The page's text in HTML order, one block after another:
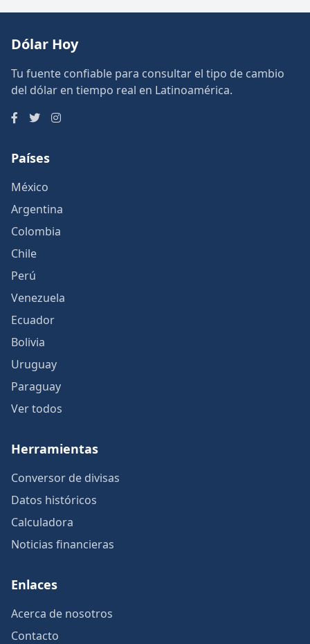
Dólar Hoy
Tu fuente confiable para consultar el tipo de cambio
del dólar en tiempo real en Latinoamérica.
Países
México
Argentina
Colombia
Chile
Perú
Venezuela
Ecuador
Bolivia
Uruguay
Paraguay
Ver todos
Herramientas
Conversor de divisas
Datos históricos
Calculadora
Noticias financieras
Enlaces
Acerca de nosotros
Contacto